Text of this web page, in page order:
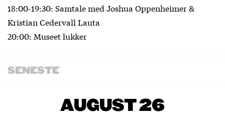
18:00-19:30: Samtale med Joshua Oppenheimer &
Kristian Cedervall Lauta
20:00: Museet lukker
SENESTE
AUGUST 26